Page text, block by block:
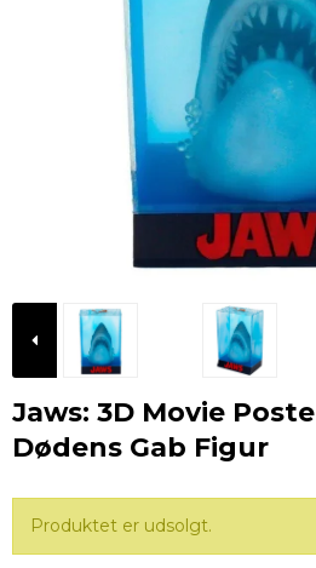
Jaws: 3D Movie
Dødens Gab Figur
Produktet er udsolgt.